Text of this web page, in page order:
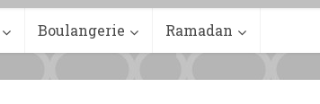
Boulangerie Ramadan